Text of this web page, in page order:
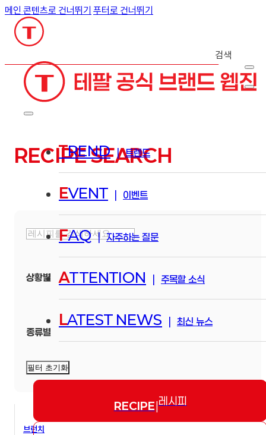
메인 콘텐츠로 건너뛰기 푸터로 건너뛰기
검색
TREND | 트렌드
EVENT 이벤트
FAQ | 자주하는 질문
ATTENTION 주목할 소식
LATEST NEWS 최신 뉴스
RECIPE |레시피
RECIPE SEARCH
상황별
종류별
필터 초기화
브런치